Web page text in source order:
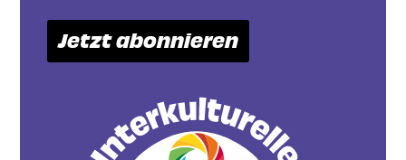
Jetzt abonnieren